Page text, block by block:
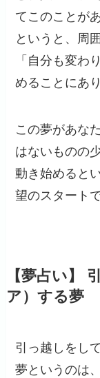
てこのことが
というと、周
「自分も変わ
めることにあ
この夢があな
はないものの
動き始めると
望のスタートで
【夢占い】
ア）する夢
引っ越しをし
夢というのは